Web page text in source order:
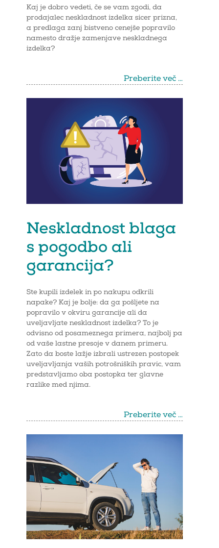
Kaj je dobro vedeti, če se vam zgodi, da
prodajalec neskladnost izdelka sicer prizna,
a predlaga zanj bistveno cenejše popravilo
namesto dražje zamenjave neskladnega
izdelka?
Preberite več …
Neskladnost blaga
s pogodbo ali
garancija?
Ste kupili izdelek in po nakupu odkrili
napake? Kaj je bolje: da ga pošljete na
popravilo v okviru garancije ali da
uveljavljate neskladnost izdelka? To je
odvisno od posameznega primera, najbolj pa
od vaše lastne presoje v danem primeru.
Zato da boste lažje izbrali ustrezen postopek
uveljavljanja vaših potrošniških pravic, vam
predstavljamo oba postopka ter glavne
razlike med njima.
Preberite več …